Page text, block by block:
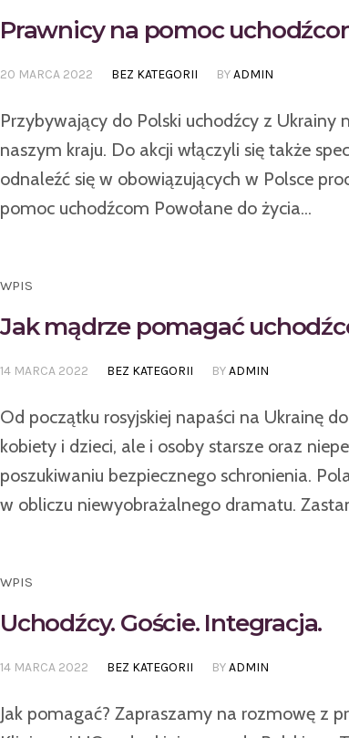
Prawnicy na pomoc
20 MARCA 2022 BEZ KATEGORII BYADMIN
Przybywający do Polski uchodźcy z
naszym kraju. Do akcji włączyli się także
odnaleźć się w obowiązujących w Polsce
pomoc uchodźcom Powołane do życia...
WPIS
Jak mądrze pomagać
14 MARCA 2022 BEZ KATEGORII BYADMIN
Od początku rosyjskiej napaści na Ukrainę
kobiety i dzieci, ale i osoby starsze oraz
poszukiwaniu bezpiecznego schronienia.
w obliczu niewyobrażalnego dramatu.
WPIS
Uchodźcy. Goście. Integracja.
14 MARCA 2022 BEZ KATEGORII BYADMIN
Jak pomagać? Zapraszamy na rozmowę z